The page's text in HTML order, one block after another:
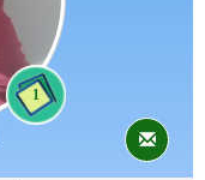
1